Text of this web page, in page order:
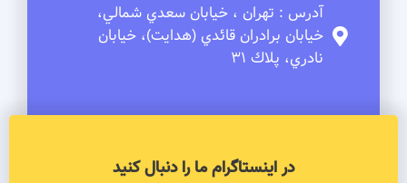
آدرس : تهران ، خيابان سعدي شمالي،
خيابان برادران قائدي (هدايت)، خيابان
نادري، پلاك 31
در اینستاگرام ما را دنبال کنید